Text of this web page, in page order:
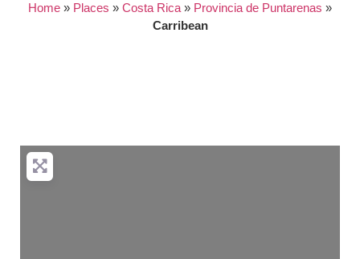
Home » Places » Costa Rica » Provincia de Puntarenas »
Carribean